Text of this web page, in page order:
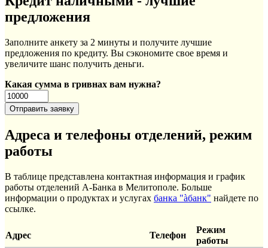
предложения
Заполните анкету за 2 минуты и получите лучшие
предложения по кредиту. Вы сэкономите свое время и
увеличите шанс получить деньги.
Какая сумма в гривнах вам нужна?
Адреса и телефоны отделений, режим
работы
В таблице представлена контактная информация и график
работы отделений А-Банка в Мелитополе. Больше
информации о продуктах и услугах банка "àбанк" найдете по
ссылке.
Адрес Телефон
Режим
работы